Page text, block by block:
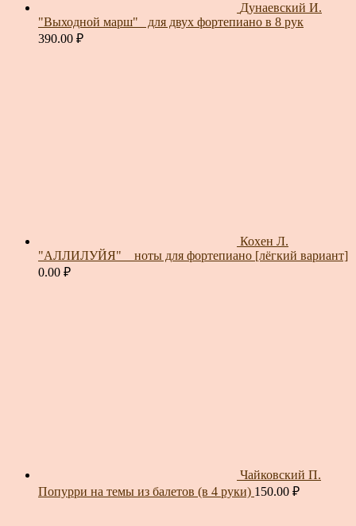
Дунаевский И.
"Выходной марш"_ для двух фортепиано в 8 рук
390.00 ₽
Кохен Л.
"АЛЛИЛУЙЯ" _ ноты для фортепиано [лёгкий вариант]
0.00 ₽
Чайковский П.
Попурри на темы из балетов (в 4 руки) 150.00 ₽